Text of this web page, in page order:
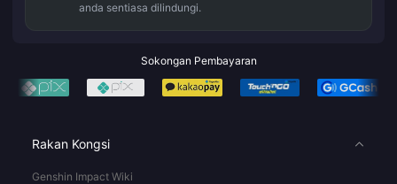
anda sentiasa dilindungi.
Sokongan Pembayaran
Rakan Kongsi
Genshin Impact Wiki